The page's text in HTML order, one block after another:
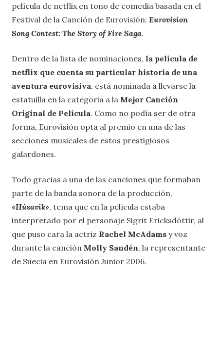
película de netflix en tono de comedia basada en el
Festival de la Canción de Eurovisión: Eurovision
Song Contest: The Story of Fire Saga.
Dentro de la lista de nominaciones, la película de
netflix que cuenta su particular historia de una
aventura eurovisiva, está nominada a llevarse la
estatuilla en la categoria a la Mejor Canción
Original de Película. Como no podía ser de otra
forma, Eurovisión opta al premio en una de las
secciones musicales de estos prestigiosos
galardones.
Todo gracias a una de las canciones que formaban
parte de la banda sonora de la producción,
«Húsavik», tema que en la película estaba
interpretado por el personaje Sigrit Ericksdóttir, al
que puso cara la actriz Rachel McAdams y voz
durante la canción Molly Sandén, la representante
de Suecia en Eurovisión Junior 2006.